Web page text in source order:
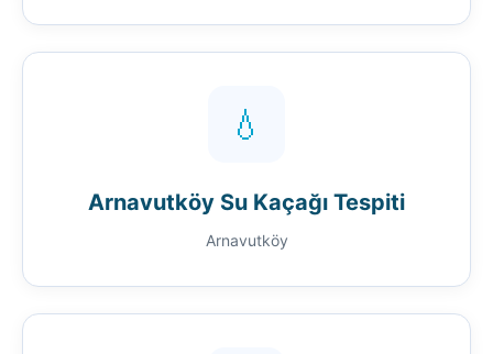
💧
Arnavutköy Su Kaçağı Tespiti
Arnavutköy